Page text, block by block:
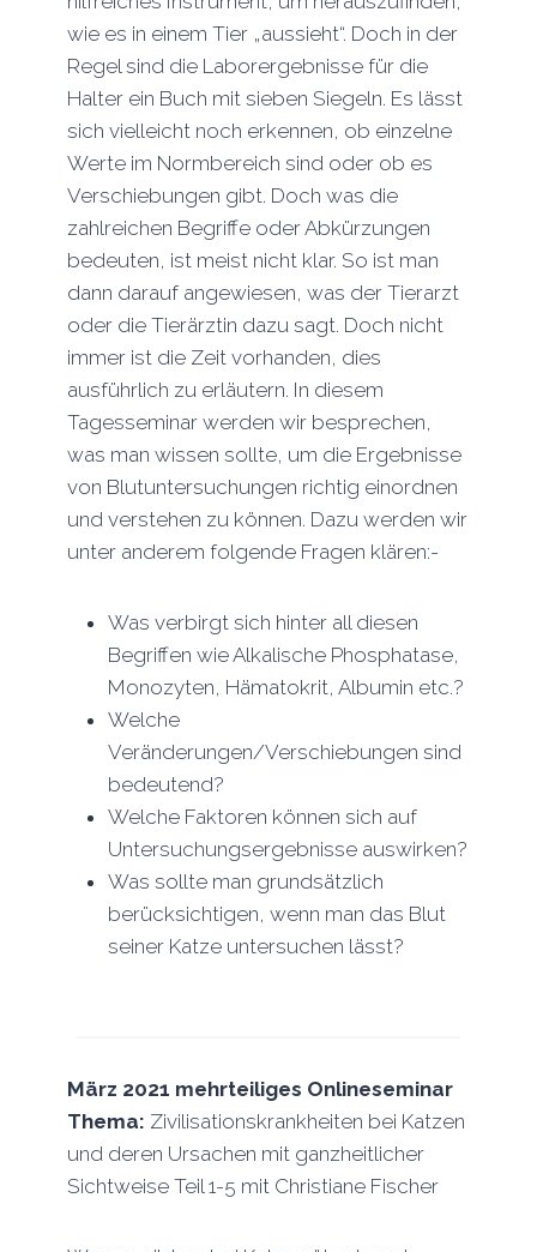
wie es in einem Tier „aussieht“. Doch in der
Regel sind die Laborergebnisse für die
Halter ein Buch mit sieben Siegeln. Es lässt
sich vielleicht noch erkennen, ob einzelne
Werte im Normbereich sind oder ob es
Verschiebungen gibt. Doch was die
zahlreichen Begriffe oder Abkürzungen
bedeuten, ist meist nicht klar. So ist man
dann darauf angewiesen, was der Tierarzt
oder die Tierärztin dazu sagt. Doch nicht
immer ist die Zeit vorhanden, dies
ausführlich zu erläutern. In diesem
Tagesseminar werden wir besprechen,
was man wissen sollte, um die Ergebnisse
von Blutuntersuchungen richtig einordnen
und verstehen zu können. Dazu werden wir
unter anderem folgende Fragen klären:-
Was verbirgt sich hinter all diesen
Begriffen wie Alkalische Phosphatase,
Monozyten, Hämatokrit, Albumin etc.?
Welche
Veränderungen/Verschiebungen sind
bedeutend?
Welche Faktoren können sich auf
Untersuchungsergebnisse auswirken?
Was sollte man grundsätzlich
berücksichtigen, wenn man das Blut
seiner Katze untersuchen lässt?
März 2021 mehrteiliges Onlineseminar
Thema: Zivilisationskrankheiten bei Katzen
und deren Ursachen mit ganzheitlicher
Sichtweise Teil 1-5 mit Christiane Fischer